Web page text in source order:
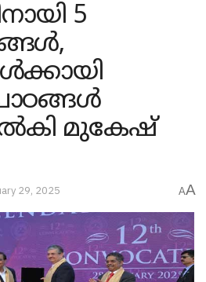
5
മുകേഷ്
29, 2025 AA